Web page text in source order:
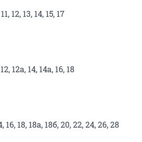
12, 13, 14, 15, 17
12а, 14, 14а, 16, 18
16, 18, 18а, 18б, 20, 22, 24, 26, 28